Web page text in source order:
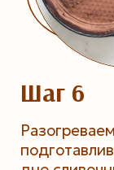
Шаг 6